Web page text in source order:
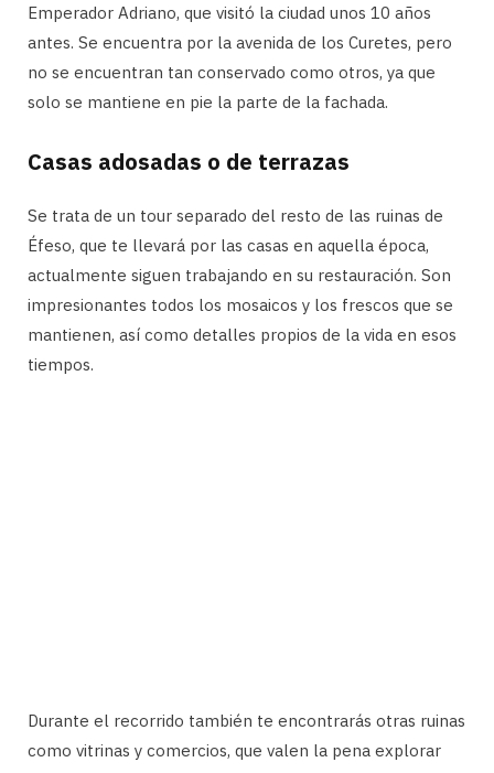
Emperador Adriano, que visitó la ciudad unos 10 años
antes. Se encuentra por la avenida de los Curetes, pero
no se encuentran tan conservado como otros, ya que
solo se mantiene en pie la parte de la fachada.
Casas adosadas o de terrazas
Se trata de un tour separado del resto de las ruinas de
Éfeso, que te llevará por las casas en aquella época,
actualmente siguen trabajando en su restauración. Son
impresionantes todos los mosaicos y los frescos que se
mantienen, así como detalles propios de la vida en esos
tiempos.
Durante el recorrido también te encontrarás otras ruinas
como vitrinas y comercios, que valen la pena explorar